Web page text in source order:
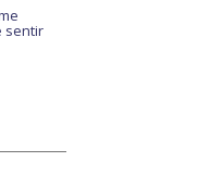
sentir